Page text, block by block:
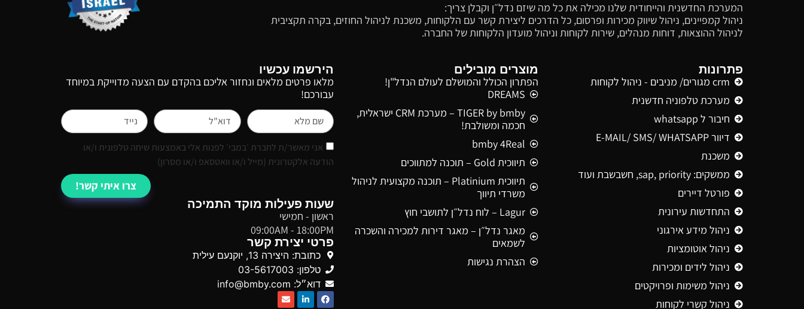
המערכת החדשנית והייחודית שלנו מכילה את כל מה שיזם נדל״ן וקבלן צריך:
ניהול קמפיינים, ניהול שיווק מכירות ופרסום, כל הדרכים ליצירת קשר עם הלקוחות, משכנת לניהול החוזים, בקרה תקציבית
לניהול ההוצאות, דוחות מנהלים, שירות לקוחות וניהול מועדון הלקוחות של החברה.
פתרונות
crm מגורים/ מניבים - ניהול לקוחות
מערכת טלפוניה חדשנית
חיבור ל whatsapp
דיוור E-MAIL/ SMS/ WHATSAPP
משכנת
ממשקים: sap, priority, חשבשבת ועוד
פורטל דיירים
התחדשות עירונית
ניהול מידע אירגוני
ניהול אוטומציות
ניהול לידים ומכירות
ניהול משימות ופרויקטים
ניהול קשרי לקוחות
מוצרים מובילים
הפתרון הכולל והמושלם לעולם הנדל"ן!
DREAMS
TIGER by bmby – מערכת CRM ישראלית,
חכמה ומשולבת!
bmby 4Real
תיווכית Gold – תוכנה למתווכים
תיווכית Platinium – תוכנה מקצועית לניהול
משרדי תיווך
Lagur – לוח נדל״ן לתושבי חוץ
מאגר נדל״ן – מאגר דירות למכירה והשכרה
לשמאים
הצהרת נגישות
הירשמו עכשיו
מלאו פרטים מלאים ונחזור אליכם בהקדם עם הצעה מדוייקת במיוחד
עבורכם!
אני מאשר/ת לחברת ׳במבי׳ לפנות אלי באמצעות שיחה טלפונית ו/או
הודעה אלקטרונית (מייל ו/או וואטסאפ ו/או מסרון)
צרו איתי קשר!
שעות פעילות מוקד התמיכה
ראשון - חמישי
09:00AM - 18:00PM
פרטי יצירת קשר
כתובת: היצירה 13, יוקנעם עילית
טלפון: 03-5617003
דוא״ל: info@bmby.com